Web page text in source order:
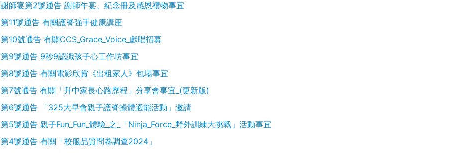
謝師宴第2號通告 謝師午宴、紀念冊及感恩禮物事宜
第11號通告 有關護脊強手健康講座
第10號通告 有關CCS_Grace_Voice_獻唱招募
第9號通告 9秒9認識孩子心工作坊事宜
第8號通告 有關電影欣賞《出租家人》包場事宜
第7號通告 有關「升中家長心路歷程」分享會事宜_(更新版)
第6號通告 「325大早會親子護脊操體適能活動」邀請
第5號通告 親子Fun_Fun_體驗_之_「Ninja_Force_野外訓練大挑戰」活動事宜
第4號通告 有關「校服品質問卷調查2024」